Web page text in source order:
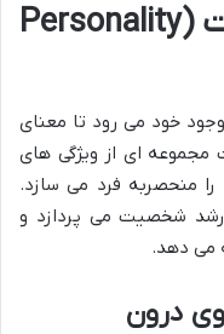
فصل دوم: رشد شخصیت (Personality
خود می رود تا معنای
ای از ویژگی های
منحصربه فرد می سازد.
شخصیت می پردازد و
می دهد.
درون